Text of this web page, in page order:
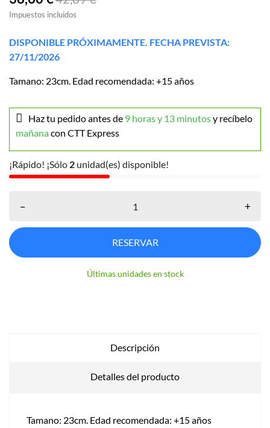
Impuestos incluidos
DISPONIBLE PRÓXIMAMENTE. FECHA PREVISTA:
27/11/2026
Tamano: 23cm. Edad recomendada: +15 años
Haz tu pedido antes de 9 horas y 13 minutosy recíbelo
mañanacon CTT Express
¡Rápido! ¡Sólo 2 unidad(es) disponible!
– +
RESERVAR
Últimas unidades en stock
Descripción
Detalles del producto
Tamano: 23cm. Edad recomendada: +15 años